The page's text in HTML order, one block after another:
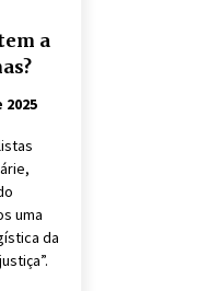
a
uma
da